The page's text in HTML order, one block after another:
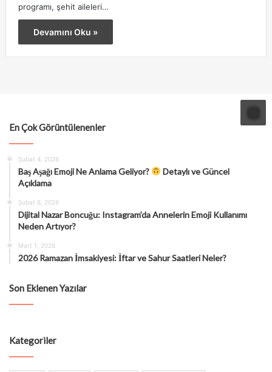
programı, şehit aileleri…
Devamını Oku »
En Çok Görüntülenenler
Şubat 4, 2026
Baş Aşağı Emoji Ne Anlama Geliyor?
Detaylı ve Güncel
Açıklama
Şubat 6, 2026
Dijital Nazar Boncuğu: Instagram’da Annelerin Emoji Kullanımı
Neden Artıyor?
Mart 1, 2026
2026 Ramazan İmsakiyesi: İftar ve Sahur Saatleri Neler?
Son Eklenen Yazılar
Kategoriler